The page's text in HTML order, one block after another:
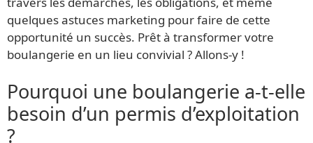
quelques astuces marketing pour faire de cette
opportunité un succès. Prêt à transformer votre
boulangerie en un lieu convivial ? Allons-y !
Pourquoi une boulangerie a-t-elle
besoin d’un permis d’exploitation
?